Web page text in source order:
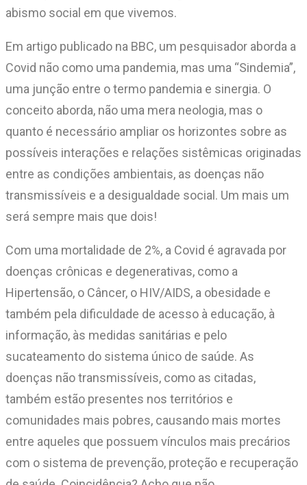
abismo social em que vivemos.
Em artigo publicado na BBC, um pesquisador aborda a
Covid não como uma pandemia, mas uma “Sindemia”,
uma junção entre o termo pandemia e sinergia. O
conceito aborda, não uma mera neologia, mas o
quanto é necessário ampliar os horizontes sobre as
possíveis interações e relações sistêmicas originadas
entre as condições ambientais, as doenças não
transmissíveis e a desigualdade social. Um mais um
será sempre mais que dois!
Com uma mortalidade de 2%, a Covid é agravada por
doenças crônicas e degenerativas, como a
Hipertensão, o Câncer, o HIV/AIDS, a obesidade e
também pela dificuldade de acesso à educação, à
informação, às medidas sanitárias e pelo
sucateamento do sistema único de saúde. As
doenças não transmissíveis, como as citadas,
também estão presentes nos territórios e
comunidades mais pobres, causando mais mortes
entre aqueles que possuem vínculos mais precários
com o sistema de prevenção, proteção e recuperação